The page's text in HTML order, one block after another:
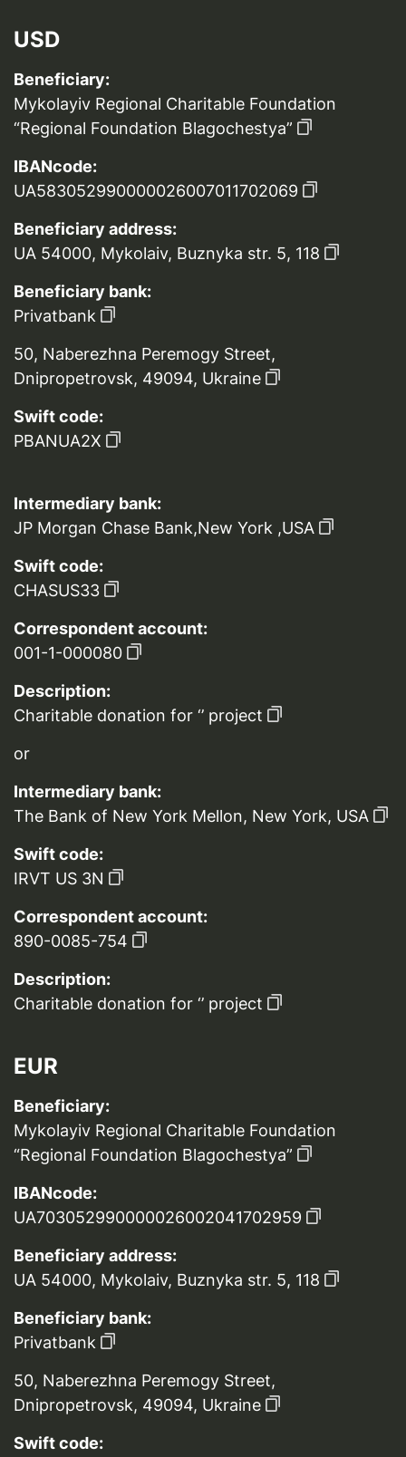
USD
Beneficiary:
Mykolayiv Regional Charitable Foundation
“Regional Foundation Blagochestya”
IBANcode:
UA583052990000026007011702069
Beneficiary address:
UA 54000, Mykolaiv, Buznyka str. 5, 118
Beneficiary bank:
Privatbank
50, Naberezhna Peremogy Street,
Dnipropetrovsk, 49094, Ukraine
Swift code:
PBANUA2X
Intermediary bank:
JP Morgan Chase Bank,New York ,USA
Swift code:
CHASUS33
Correspondent account:
001-1-000080
Description:
Charitable donation for ‘’ project
or
Intermediary bank:
The Bank of New York Mellon, New York, USA
Swift code:
IRVT US 3N
Correspondent account:
890-0085-754
Description:
Charitable donation for ‘’ project
EUR
Beneficiary:
Mykolayiv Regional Charitable Foundation
“Regional Foundation Blagochestya”
IBANcode:
UA703052990000026002041702959
Beneficiary address:
UA 54000, Mykolaiv, Buznyka str. 5, 118
Beneficiary bank:
Privatbank
50, Naberezhna Peremogy Street,
Dnipropetrovsk, 49094, Ukraine
Swift code: